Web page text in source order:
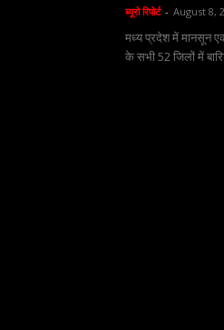
ब्यूरो रिपोर्ट - August 8,
मध्य प्रदेश में मानसून
के सभी 52 जिलों में